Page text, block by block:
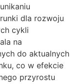
dla rozwoju
cykli
na
do aktualnych
co w efekcie
przyrostu